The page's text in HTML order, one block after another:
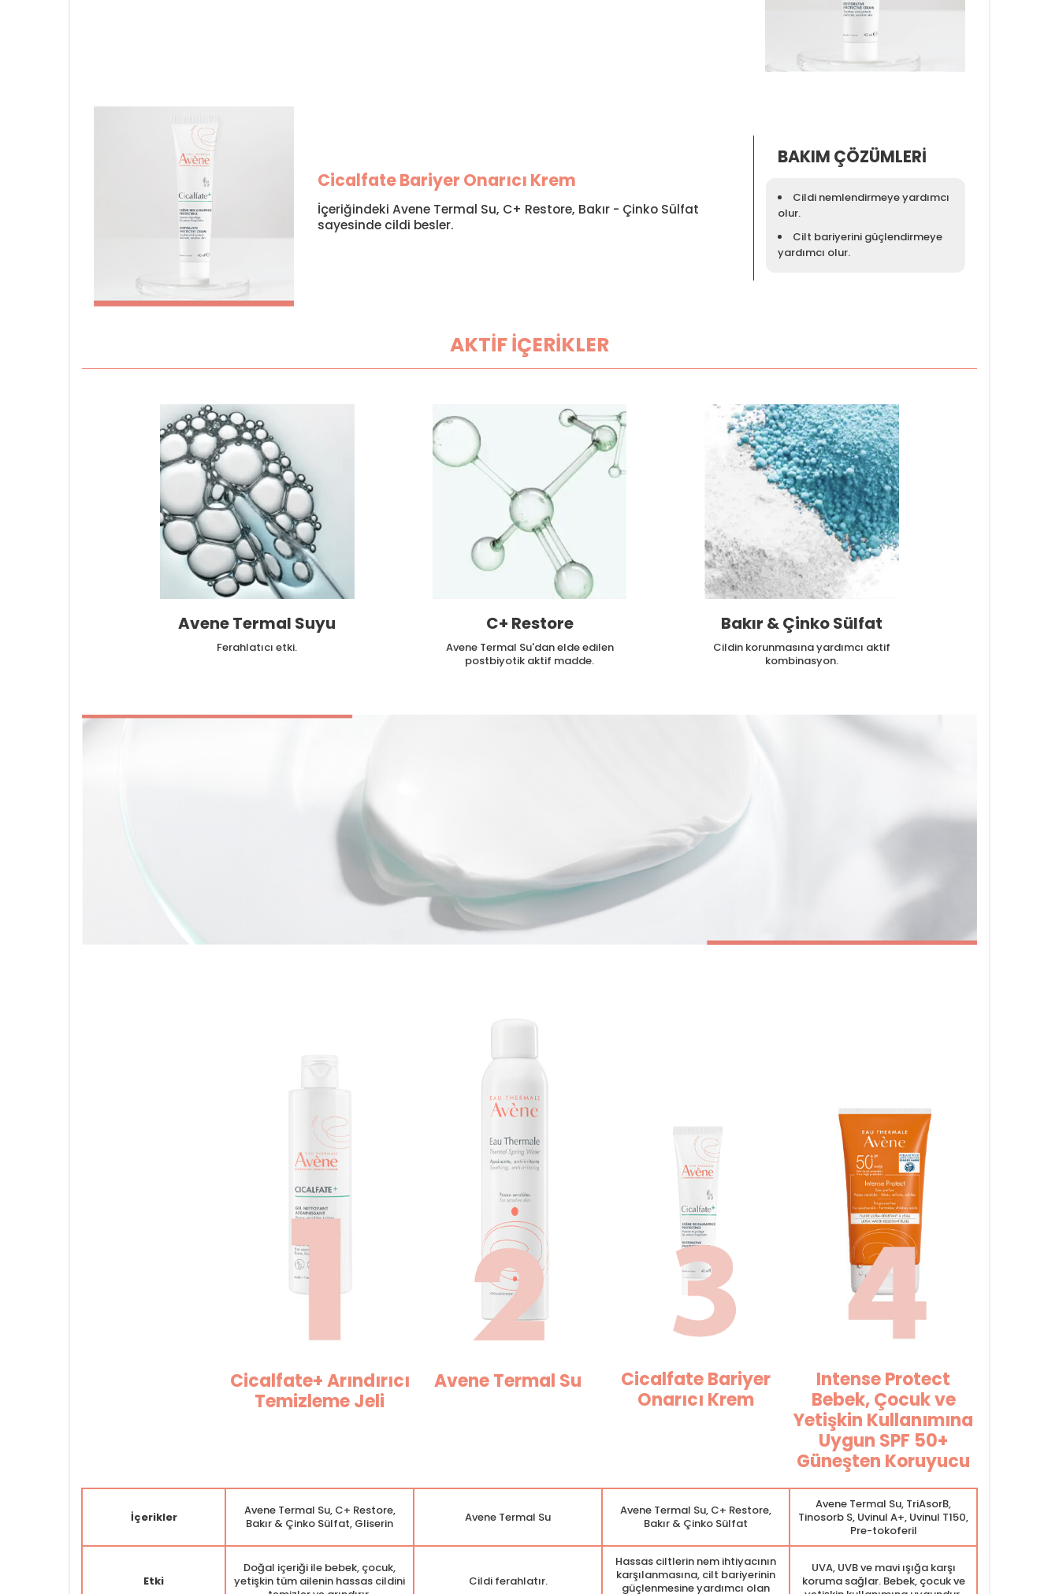
Cicalfate Bariyer Onarıcı Krem
İçeriğindeki Avene Termal Su, C+ Restore, Bakır - Çinko Sülfat
sayesinde cildi besler.
BAKIM ÇÖZÜMLERİ
Cildi nemlendirmeye yardımcı
olur.
Cilt bariyerini güçlendirmeye
yardımcı olur.
AKTİF İÇERİKLER
Avene Termal Suyu
Ferahlatıcı etki.
C+ Restore
Avene Termal Su'dan elde edilen
postbiyotik aktif madde.
Bakır & Çinko Sülfat
Cildin korunmasına yardımcı aktif
kombinasyon.
Cicalfate+ Arındırıcı
Temizleme Jeli
Avene Termal Su
Cicalfate Bariyer
Onarıcı Krem
Intense Protect
Bebek, Çocuk ve
Yetişkin Kullanımına
Uygun SPF 50+
Güneşten Koruyucu
İçerikler
Avene Termal Su, C+ Restore,
Bakır & Çinko Sülfat, Gliserin
Avene Termal Su
Avene Termal Su, C+ Restore,
Bakır & Çinko Sülfat
Avene Termal Su, TriAsorB,
Tinosorb S, Uvinul A+, Uvinul T150,
Pre-tokoferil
Etki
Doğal içeriği ile bebek, çocuk,
yetişkin tüm ailenin hassas cildini
Cildi ferahlatır.
Hassas ciltlerin nem ihtiyacının
karşılanmasına, cilt bariyerinin
güçlenmesine yardımcı olan
UVA, UVB ve mavi ışığa karşı
koruma sağlar. Bebek, çocuk ve